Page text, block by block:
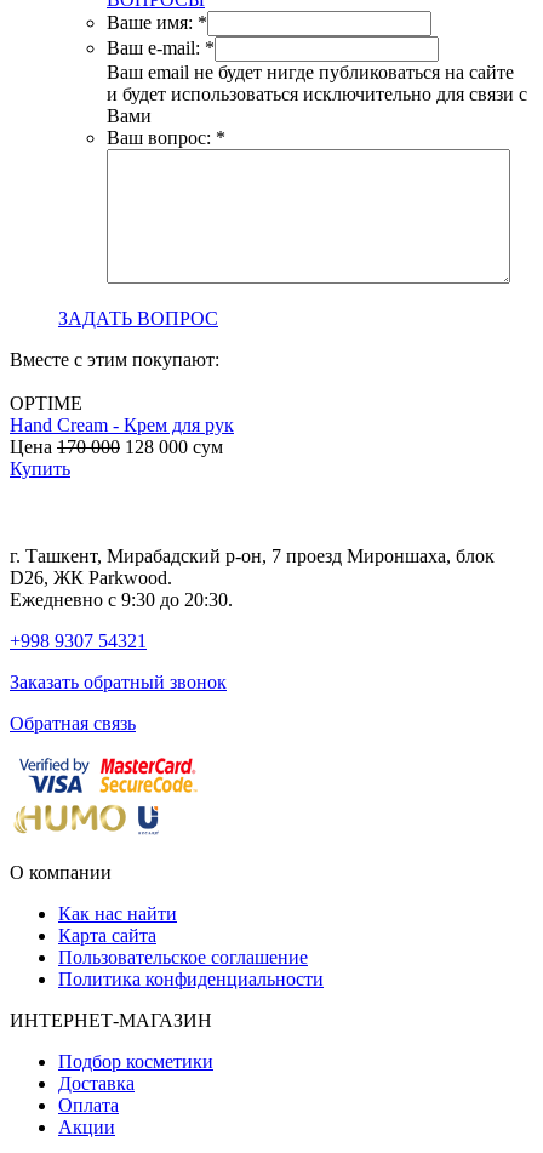
Ваше имя: *
Ваш e-mail: *
Ваш email не будет нигде публиковаться на сайте
и будет использоваться исключительно для связи с
Вами
Ваш вопрос: *
ЗАДАТЬ ВОПРОС
Вместе с этим покупают:
OPTIME
Hand Cream - Крем для рук
Цена 170 000 128 000 сум
Купить
г. Ташкент, Мирабадский р-он, 7 проезд Мироншаха, блок
D26, ЖК Раrkwood.
Ежедневно с 9:30 до 20:30.
+998 9307 54321
Заказать обратный звонок
Обратная связь
О компании
Как нас найти
Карта сайта
Пользовательское соглашение
Политика конфиденциальности
ИНТЕРНЕТ-МАГАЗИН
Подбор косметики
Доставка
Оплата
Акции